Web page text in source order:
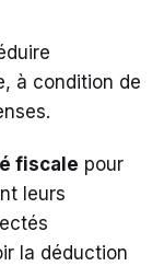
à condition de
fiscale pour
leurs
la déduction